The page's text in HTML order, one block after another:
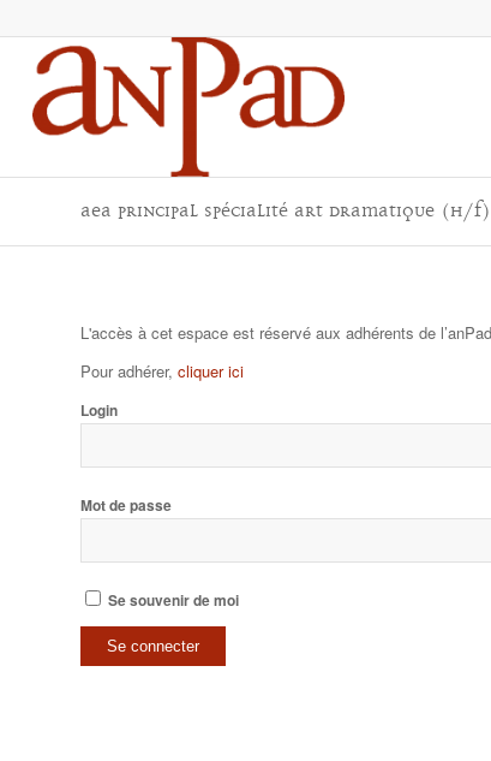
AEA principal spécialité art dramatique (H/F)
L'accès à cet espace est réservé aux adhérents de
Pour adhérer, cliquer ici
Login
Mot de passe
Se souvenir de moi